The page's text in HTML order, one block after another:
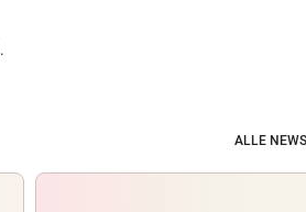
.
ALLE